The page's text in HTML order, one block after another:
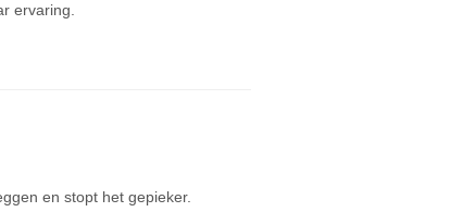
ervaring.
en stopt het gepieker.